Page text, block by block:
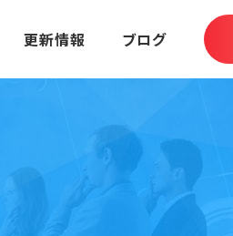
更新情報 ブログ